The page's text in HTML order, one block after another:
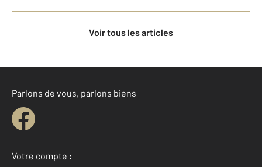
Voir tous les articles
Parlons de vous, parlons biens
Votre compte :